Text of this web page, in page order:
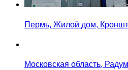
Пермь, Жилой дом,
Московская область,